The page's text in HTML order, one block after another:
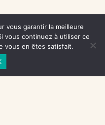
vous garantir la meilleure
vous continuez à utiliser ce
vous en êtes satisfait.